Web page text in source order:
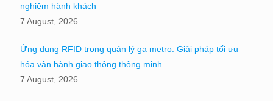
nghiệm hành khách
7 August, 2026
Ứng dụng RFID trong quản lý ga metro: Giải pháp tối ưu
hóa vận hành giao thông thông minh
7 August, 2026